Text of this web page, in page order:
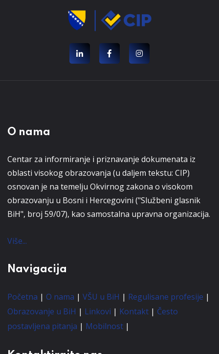
O nama
Centar za informiranje i priznavanje dokumenata iz
oblasti visokog obrazovanja (u daljem tekstu: CIP)
osnovan je na temelju Okvirnog zakona o visokom
obrazovanju u Bosni i Hercegovini ("Službeni glasnik
BiH", broj 59/07), kao samostalna upravna organizacija.
Više...
Navigacija
Početna | O nama | VŠU u BiH | Regulisane profesije |
Obrazovanje u BiH | Linkovi | Kontakt | Često
postavljena pitanja | Mobilnost |